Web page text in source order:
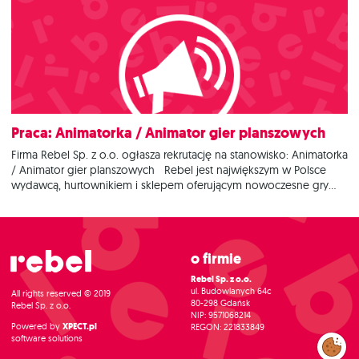
międzynarodowej grupy Asmodee. Zachowaliśmy jednak to, dzięki
czemu tak dobrze nam się razem pracuje – połączenie
profesjonalizmu, pasji
Praca: Animatorka / Animator gier planszowych
Firma Rebel Sp. z o.o. ogłasza rekrutację na stanowisko: Animatorka
/ Animator gier planszowych Rebel jest największym w Polsce
wydawcą, hurtownikiem i sklepem oferującym nowoczesne gry
opcję na spędzanie wolnego czasu z rodziną i ze znajomymi.
Rokrocznie zarażamy pasją do
All rights reserved © 2019
Rebel Sp. z o.o.
Powered by XPECT.pl
software solutions
O firmie
Rebel Sp. z o.o.
ul. Budowlanych 64c
80-298 Gdańsk
NIP: 9571068214
REGON: 221833849
Zarządzaj
preferencjami
cookies